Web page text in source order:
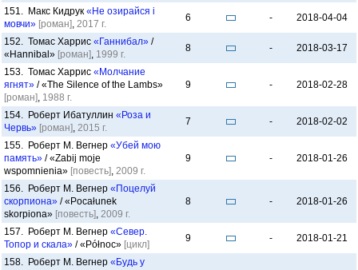
151. Макс Кидрук «Не озирайся і
мовчи» [роман], 2017 г.
6 - 2018-04-04
152. Томас Харрис «Ганнибал» /
«Hannibal» [роман], 1999 г.
8 - 2018-03-17
153. Томас Харрис «Молчание
ягнят» / «The Silence of the Lambs»
[роман], 1988 г.
9 - 2018-02-28
154. Роберт Ибатуллин «Роза и
Червь» [роман], 2015 г.
7 - 2018-02-02
155. Роберт М. Вегнер «Убей мою
память» / «Zabij moje
wspomnienia» [повесть], 2009 г.
9 - 2018-01-26
156. Роберт М. Вегнер «Поцелуй
скорпиона» / «Pocałunek
skorpiona» [повесть], 2009 г.
8 - 2018-01-26
157. Роберт М. Вегнер «Север.
Топор и скала» / «Północ» [цикл]
9 - 2018-01-21
158. Роберт М. Вегнер «Будь у